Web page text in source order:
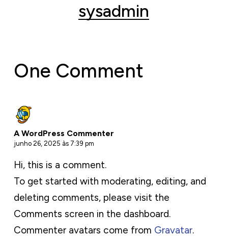
sysadmin
One Comment
A WordPress Commenter
junho 26, 2025 às 7:39 pm
Hi, this is a comment.
To get started with moderating, editing, and
deleting comments, please visit the
Comments screen in the dashboard.
Commenter avatars come from Gravatar.